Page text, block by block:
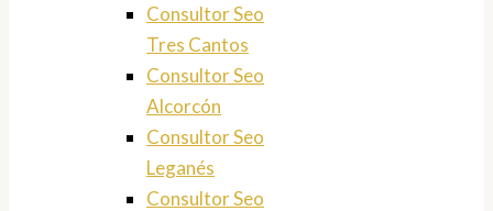
Consultor Seo
Tres Cantos
Consultor Seo
Alcorcón
Consultor Seo
Leganés
Consultor Seo